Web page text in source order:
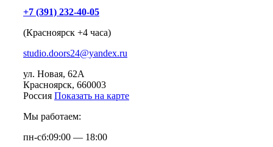
+7 (391) 232-40-05
(Красноярск +4 часа)
studio.doors24@yandex.ru
ул. Новая, 62А
Красноярск, 660003
Россия Показать на карте
Мы работаем:
пн-сб:09:00 — 18:00